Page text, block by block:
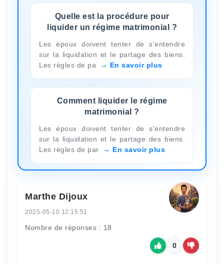
Quelle est la procédure pour
liquider un régime matrimonial ?
Les époux doivent tenter de s'entendre
sur la liquidation et le partage des biens.
Les règles de pa
En savoir plus
Comment liquider le régime
matrimonial ?
Les époux doivent tenter de s'entendre
sur la liquidation et le partage des biens.
Les règles de par
En savoir plus
Marthe Dijoux
2025-05-10 12:15:51
Nombre de réponses : 18
0